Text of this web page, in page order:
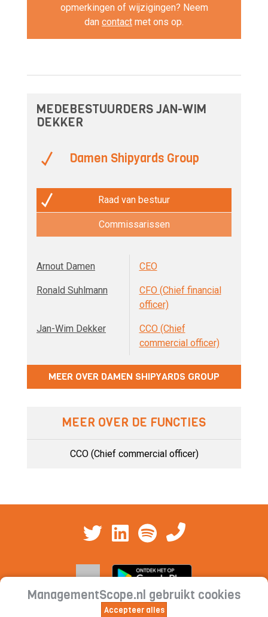
opmerkingen of wijzigingen? Neem
dan contact met ons op.
MEDEBESTUURDERS JAN-WIM
DEKKER
Damen Shipyards Group
Raad van bestuur
Commissarissen
Arnout Damen CEO
Ronald Suhlmann
CFO (Chief financial
officer)
Jan-Wim Dekker
CCO (Chief
commercial officer)
MEER OVER DAMEN SHIPYARDS GROUP
MEER OVER DE FUNCTIES
CCO (Chief commercial officer)
ManagementScope.nl gebruikt cookies
Accepteer alles